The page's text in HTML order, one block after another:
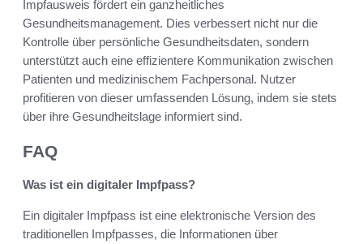
Impfausweis fördert ein ganzheitliches
Gesundheitsmanagement. Dies verbessert nicht nur die
Kontrolle über persönliche Gesundheitsdaten, sondern
unterstützt auch eine effizientere Kommunikation zwischen
Patienten und medizinischem Fachpersonal. Nutzer
profitieren von dieser umfassenden Lösung, indem sie stets
über ihre Gesundheitslage informiert sind.
FAQ
Was ist ein digitaler Impfpass?
Ein digitaler Impfpass ist eine elektronische Version des
traditionellen Impfpasses, die Informationen über